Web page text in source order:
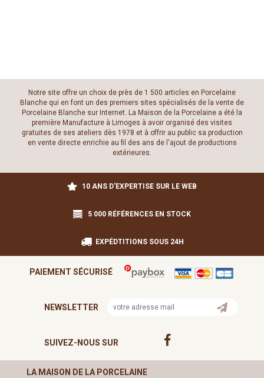
Notre site offre un choix de près de 1 500 articles en Porcelaine
Blanche qui en font un des premiers sites spécialisés de la vente de
Porcelaine Blanche sur Internet. La Maison de la Porcelaine a été la
première Manufacture à Limoges à avoir organisé des visites
gratuites de ses ateliers dès 1978 et à offrir au public sa production
en vente directe enrichie au fil des ans de l'ajout de productions
extérieures.
10 ANS D'EXPERTISE SUR LE WEB
5 000 RÉFÉRENCES EN STOCK
EXPÉDTITIONS SOUS 24H
PAIEMENT SÉCURISÉ
NEWSLETTER
SUIVEZ-NOUS SUR
LA MAISON DE LA PORCELAINE